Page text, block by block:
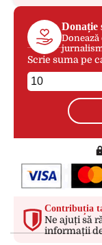
Donație
Scrie suma pe
Contribuția
Ne ajuți să
informații